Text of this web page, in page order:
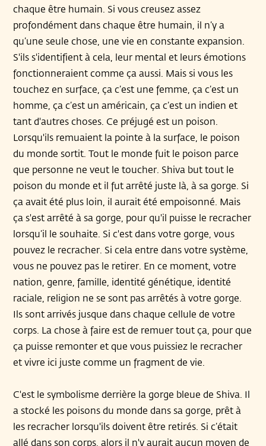
chaque être humain. Si vous creusez assez
profondément dans chaque être humain, il n’y a
qu’une seule chose, une vie en constante expansion.
S'ils s'identifient à cela, leur mental et leurs émotions
fonctionneraient comme ça aussi. Mais si vous les
touchez en surface, ça c’est une femme, ça c’est un
homme, ça c’est un américain, ça c’est un indien et
tant d'autres choses. Ce préjugé est un poison.
Lorsqu'ils remuaient la pointe à la surface, le poison
du monde sortit. Tout le monde fuit le poison parce
que personne ne veut le toucher. Shiva but tout le
poison du monde et il fut arrêté juste là, à sa gorge. Si
ça avait été plus loin, il aurait été empoisonné. Mais
ça s'est arrêté à sa gorge, pour qu'il puisse le recracher
lorsqu’il le souhaite. Si c'est dans votre gorge, vous
pouvez le recracher. Si cela entre dans votre système,
vous ne pouvez pas le retirer. En ce moment, votre
nation, genre, famille, identité génétique, identité
raciale, religion ne se sont pas arrêtés à votre gorge.
Ils sont arrivés jusque dans chaque cellule de votre
corps. La chose à faire est de remuer tout ça, pour que
ça puisse remonter et que vous puissiez le recracher
et vivre ici juste comme un fragment de vie.
C'est le symbolisme derrière la gorge bleue de Shiva. Il
a stocké les poisons du monde dans sa gorge, prêt à
les recracher lorsqu'ils doivent être retirés. Si c’était
allé dans son corps, alors il n'y aurait aucun moyen de